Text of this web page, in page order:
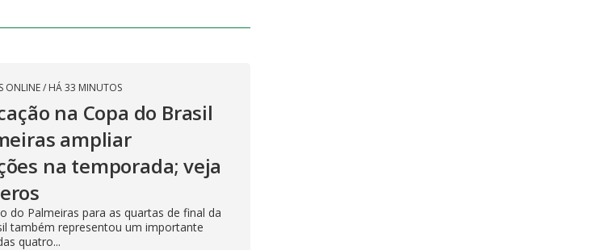
ONLINE/ HÁ 33 MINUTOS
na Copa do Brasil
ampliar
na temporada; veja
do Palmeiras para as quartas de final da
também representou um importante
quatro...